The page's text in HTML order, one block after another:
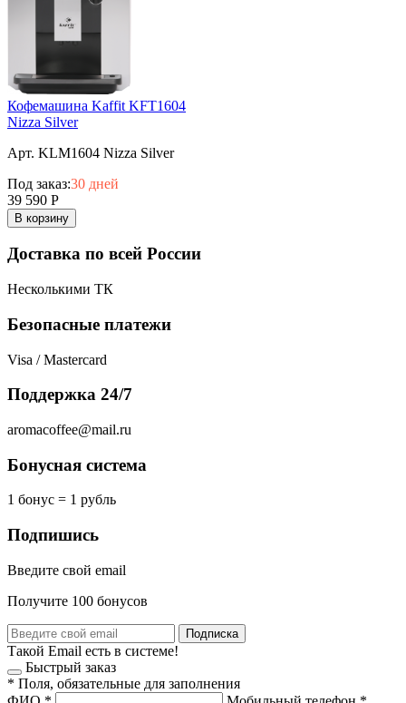
Кофемашина Kaffit KFT1604
Nizza Silver
Арт. KLM1604 Nizza Silver
Под заказ:30 дней
39 590 Р
В корзину
Доставка по всей России
Несколькими ТК
Безопасные платежи
Visa / Mastercard
Поддержка 24/7
aromacoffee@mail.ru
Бонусная система
1 бонус = 1 рубль
Подпишись
Введите свой email
Получите 100 бонусов
Подписка
Такой Email есть в системе!
Быстрый заказ
* Поля, обязательные для заполнения